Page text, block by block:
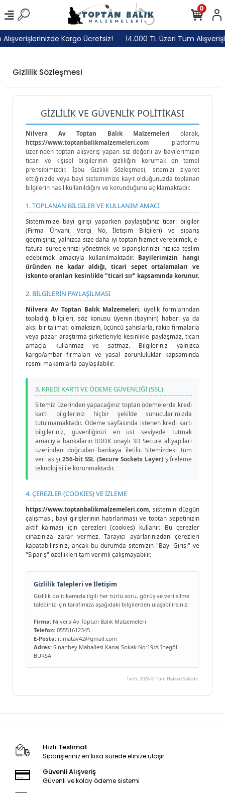
Kargo Ücretsiz! 14.000 TL Üzeri Tüm
0
Gizlilik Sözleşmesi
GİZLİLİK VE GÜVENLİK POLİTİKASI
Nilvera Av Toptan Balık Malzemeleri olarak,
https://www.toptanbalikmalzemeleri.com platformu
üzerinden toptan alışveriş yapan siz değerli av bayilerimizin
ticari ve kişisel bilgilerinin gizliliğini korumak en temel
prensibimizdir. İşbu Gizlilik Sözleşmesi, sitemizi ziyaret
ettiğinizde veya bayi sistemimize kayıt olduğunuzda toplanan
bilgilerin nasıl kullanıldığını ve korunduğunu açıklamaktadır.
1. TOPLANAN BİLGİLER VE KULLANIM AMACI
Sistemimize bayi girişi yaparken paylaştığınız ticari bilgiler
(Firma Ünvanı, Vergi No, İletişim Bilgileri) ve sipariş
geçmişiniz, yalnızca size daha iyi toptan hizmet verebilmek, e-
fatura süreçlerinizi yönetmek ve siparişlerinizi hızlıca teslim
edebilmek amacıyla kullanılmaktadır. Bayilerimizin hangi
üründen ne kadar aldığı, ticari sepet ortalamaları ve
iskonto oranları kesinlikle "ticari sır" kapsamında korunur.
2. BİLGİLERİN PAYLAŞILMASI
Nilvera Av Toptan Balık Malzemeleri , üyelik formlarından
topladığı bilgileri, söz konusu üyenin (bayinin) haberi ya da
aksi bir talimatı olmaksızın, üçüncü şahıslarla, rakip firmalarla
veya pazar araştırma şirketleriyle kesinlikle paylaşmaz, ticari
amaçla kullanmaz ve satmaz. Bilgileriniz yalnızca
kargo/ambar firmaları ve yasal zorunluluklar kapsamında
resmi makamlarla paylaşılabilir.
3. KREDİ KARTI VE ÖDEME GÜVENLİĞİ (SSL)
Sitemiz üzerinden yapacağınız toptan ödemelerde kredi
kartı bilgileriniz hiçbir şekilde sunucularımızda
tutulmamaktadır. Ödeme sayfasında istenen kredi kartı
bilgileriniz, güvenliğinizi en üst seviyede tutmak
amacıyla bankaların BDDK onaylı 3D Secure altyapıları
üzerinden doğrudan bankaya iletilir. Sitemizdeki tüm
veri akışı256-bit SSL (Secure Sockets Layer)şifreleme
teknolojisi ile korunmaktadır.
4. ÇEREZLER (COOKIES) VE İZLEME
https://www.toptanbalikmalzemeleri.com , sistemin düzgün
çalışması, bayi girişlerinin hatırlanması ve toptan sepetinizin
aktif kalması için çerezleri (cookies) kullanır. Bu çerezler
cihazınıza zarar vermez. Tarayıcı ayarlarınızdan çerezleri
kapatabilirsiniz, ancak bu durumda sitemizin "Bayi Girişi" ve
"Sipariş" özellikleri tam verimli çalışmayabilir.
Gizlilik Talepleri ve İletişim
Gizlilik politikamızla ilgili her türlü soru, görüş ve veri silme
talebiniz için tarafımıza aşağıdaki bilgilerden ulaşabilirsiniz:
Firma: Nilvera Av Toptan Balık Malzemeleri
Telefon: 05551612345
E-Posta: itimatav42@gmail.com
Adres: Sinanbey Mahallesi Kanal Sokak No:19/A İnegöl-
BURSA
Tarih: 2026 © Tüm Hakları Saklıdır.
Hızlı Teslimat
Siparişleriniz en kısa sürede elinize ulaşır.
Güvenli Alışveriş
Güvenli ve kolay ödeme sistemi